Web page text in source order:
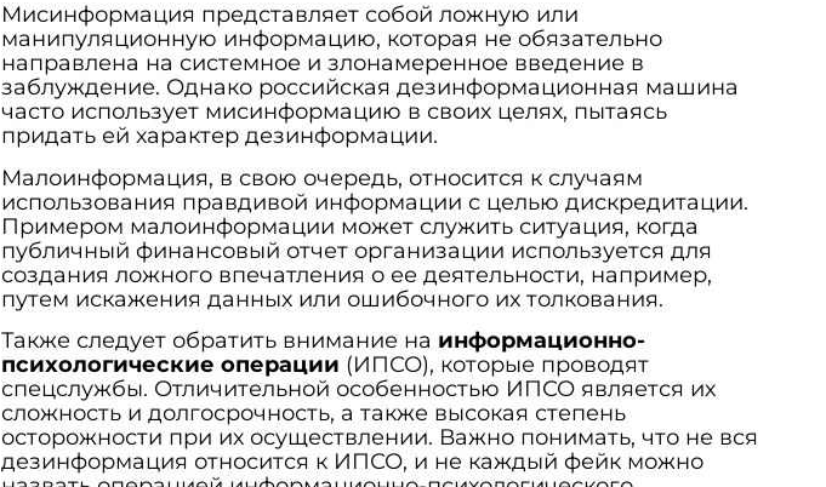
Мисинформация представляет собой ложную или
манипуляционную информацию, которая не обязательно
направлена на системное и злонамеренное введение в
заблуждение. Однако российская дезинформационная машина
часто использует мисинформацию в своих целях, пытаясь
придать ей характер дезинформации.
Малоинформация, в свою очередь, относится к случаям
использования правдивой информации с целью дискредитации.
Примером малоинформации может служить ситуация, когда
публичный финансовый отчет организации используется для
создания ложного впечатления о ее деятельности, например,
путем искажения данных или ошибочного их толкования.
Также следует обратить внимание на информационно-
психологические операции (ИПСО), которые проводят
спецслужбы. Отличительной особенностью ИПСО является их
сложность и долгосрочность, а также высокая степень
осторожности при их осуществлении. Важно понимать, что не вся
дезинформация относится к ИПСО, и не каждый фейк можно